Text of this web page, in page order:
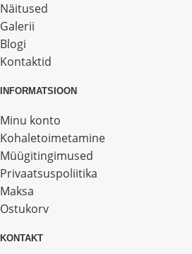
Näitused
Galerii
Blogi
Kontaktid
INFORMATSIOON
Minu konto
Kohaletoimetamine
Müügitingimused
Privaatsuspoliitika
Maksa
Ostukorv
KONTAKT